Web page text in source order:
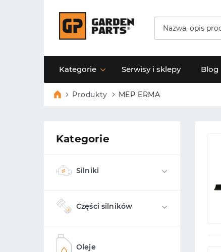
Kategorie Serwisy i sklepy Blog
Produkty MEP ERMA
Kategorie
Silniki
Części silników
Oleje